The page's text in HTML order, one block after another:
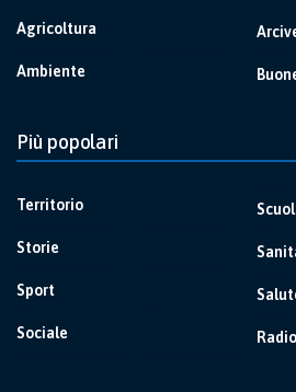
Agricoltura
Ambiente
Più popolari
Territorio
Storie
Sport
Sociale